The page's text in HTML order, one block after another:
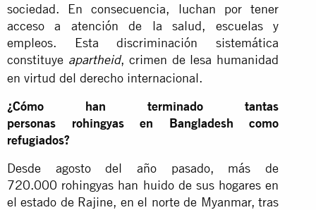
sociedad. En consecuencia, luchan por tener
acceso a atención de la salud, escuelas y
empleos. Esta discriminación sistemática
constituye apartheid, crimen de lesa humanidad
en virtud del derecho internacional.
¿Cómo han terminado tantas
personas rohingyas en Bangladesh como
refugiados?
Desde agosto del año pasado, más de
720.000 rohingyas han huido de sus hogares en
el estado de Rajine, en el norte de Myanmar, tras